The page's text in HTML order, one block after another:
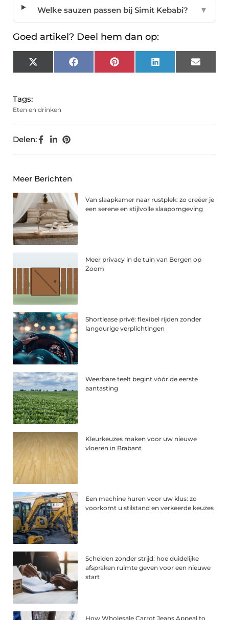
Welke sauzen passen bij Simit Kebabi? ▼
Goed artikel? Deel hem dan op:
X
(Twitter)
FacebookPinterest LinkedIn Email
Tags:
Eten en drinken
Delen:
Meer Berichten
Van slaapkamer naar rustplek: zo creëer je
een serene en stijlvolle slaapomgeving
Meer privacy in de tuin van Bergen op
Zoom
Shortlease privé: flexibel rijden zonder
langdurige verplichtingen
Weerbare teelt begint vóór de eerste
aantasting
Kleurkeuzes maken voor uw nieuwe
vloeren in Brabant
Een machine huren voor uw klus: zo
voorkomt u stilstand en verkeerde keuzes
Scheiden zonder strijd: hoe duidelijke
afspraken ruimte geven voor een nieuwe
start
How Wholesale Carrot Jeans Appeal to